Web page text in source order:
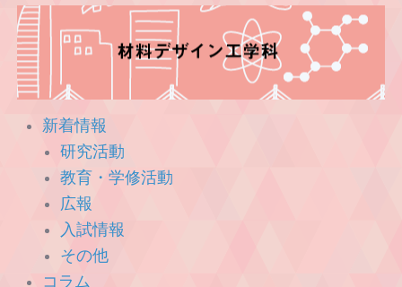
新着情報
研究活動
教育・学修活動
広報
入試情報
その他
コラム